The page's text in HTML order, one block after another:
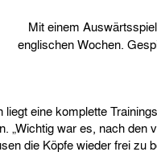
Mit einem
englischen Wochen.
liegt eine komplette
„Wichtig war es, nach den
die Köpfe wieder frei zu